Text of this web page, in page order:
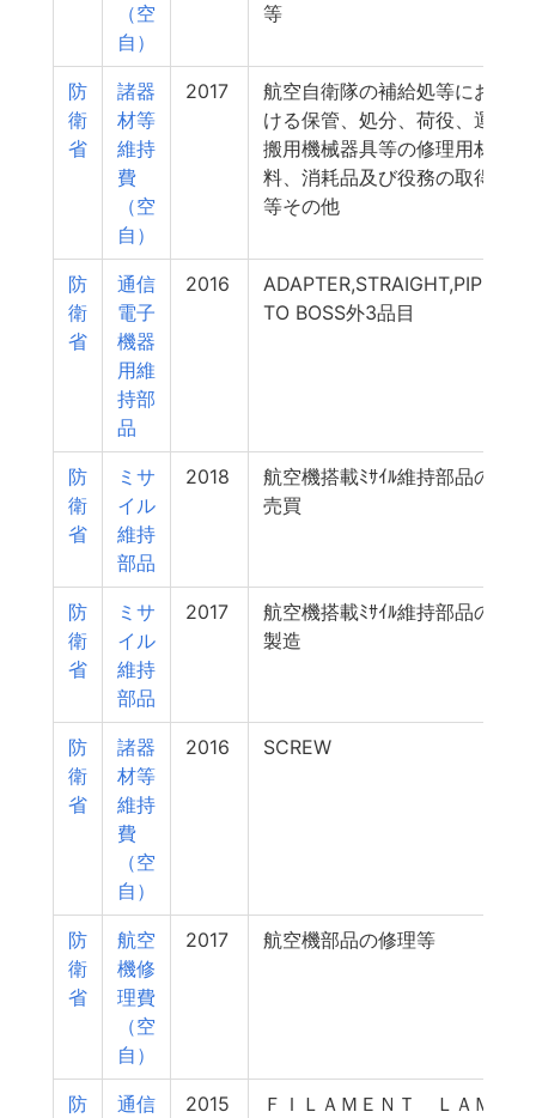
（空
自）
等
防
衛
省
諸器
材等
維持
費
（空
自）
2017
航空自衛隊の補給処等にお
ける保管、処分、荷役、運
搬用機械器具等の修理用材
料、消耗品及び役務の取得
等その他
防
衛
省
通信
電子
機器
用維
持部
品
2016
ADAPTER,STRAIGHT,PIPE
TO BOSS外3品目
防
衛
省
ミサ
イル
維持
部品
2018
航空機搭載ﾐｻｲﾙ維持部品の
売買
防
衛
省
ミサ
イル
維持
部品
2017
航空機搭載ﾐｻｲﾙ維持部品の
製造
防
衛
省
諸器
材等
維持
費
（空
自）
2016 SCREW
防
衛
省
航空
機修
理費
（空
自）
2017 航空機部品の修理等
防
通信
2015
ＦＩＬＡＭＥＮＴ ＬＡＭ